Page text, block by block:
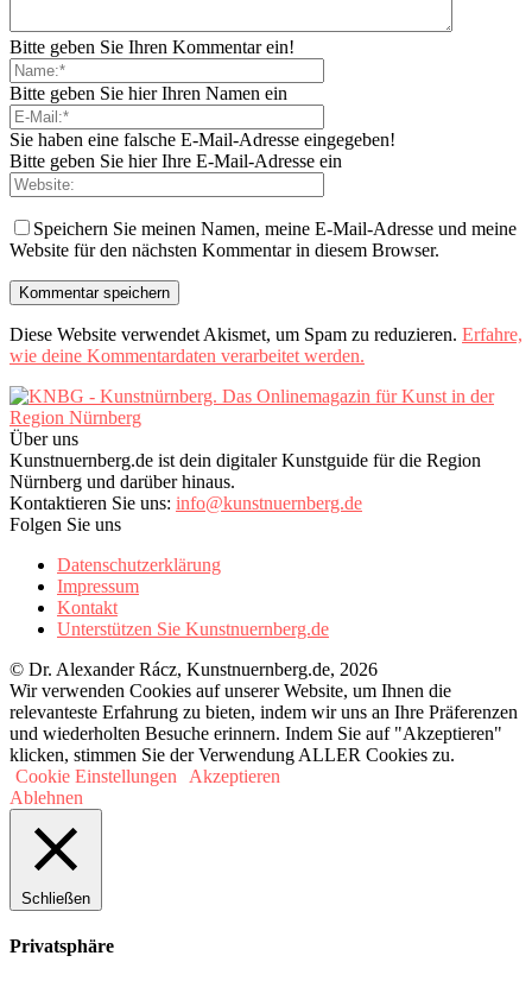
Bitte geben Sie Ihren Kommentar ein!
Bitte geben Sie hier Ihren Namen ein
Sie haben eine falsche E-Mail-Adresse eingegeben!
Bitte geben Sie hier Ihre E-Mail-Adresse ein
Speichern Sie meinen Namen, meine E-Mail-Adresse und meine
Website für den nächsten Kommentar in diesem Browser.
Diese Website verwendet Akismet, um Spam zu reduzieren. Erfahre,
wie deine Kommentardaten verarbeitet werden.
Über uns
Kunstnuernberg.de ist dein digitaler Kunstguide für die Region
Nürnberg und darüber hinaus.
Kontaktieren Sie uns: info@kunstnuernberg.de
Folgen Sie uns
Datenschutzerklärung
Impressum
Kontakt
Unterstützen Sie Kunstnuernberg.de
© Dr. Alexander Rácz, Kunstnuernberg.de, 2026
Wir verwenden Cookies auf unserer Website, um Ihnen die
relevanteste Erfahrung zu bieten, indem wir uns an Ihre Präferenzen
und wiederholten Besuche erinnern. Indem Sie auf "Akzeptieren"
klicken, stimmen Sie der Verwendung ALLER Cookies zu.
Cookie Einstellungen
Akzeptieren
Ablehnen
Schließen
Privatsphäre